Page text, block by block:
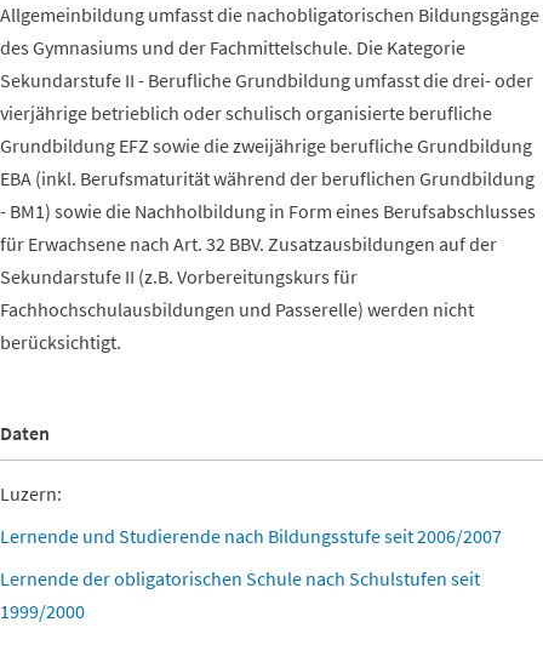
Allgemeinbildung umfasst die nachobligatorischen Bildungsgänge
des Gymnasiums und der Fachmittelschule. Die Kategorie
Sekundarstufe II - Berufliche Grundbildung umfasst die drei- oder
vierjährige betrieblich oder schulisch organisierte berufliche
Grundbildung EFZ sowie die zweijährige berufliche Grundbildung
EBA (inkl. Berufsmaturität während der beruflichen Grundbildung
- BM1) sowie die Nachholbildung in Form eines Berufsabschlusses
für Erwachsene nach Art. 32 BBV. Zusatzausbildungen auf der
Sekundarstufe II (z.B. Vorbereitungskurs für
Fachhochschulausbildungen und Passerelle) werden nicht
berücksichtigt.
Daten
Luzern:
Lernende und Studierende nach Bildungsstufe seit 2006/2007
Lernende der obligatorischen Schule nach Schulstufen seit
1999/2000